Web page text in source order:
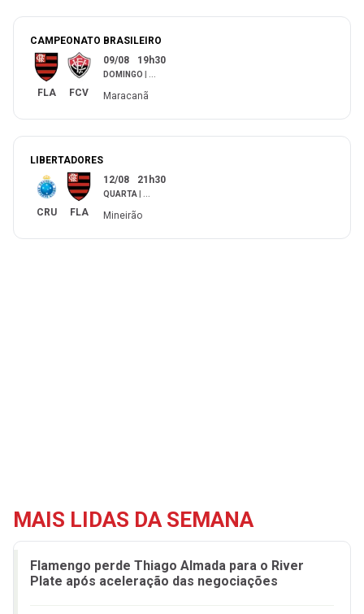
CAMPEONATO BRASILEIRO
FLA FCV
09/08 19h30
DOMINGO
Maracanã
LIBERTADORES
CRU FLA
12/08 21h30
QUARTA
Mineirão
MAIS LIDAS DA SEMANA
Flamengo perde Thiago Almada para o River
Plate após aceleração das negociações